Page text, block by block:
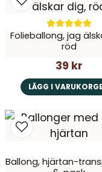
Ja, ni får
Folieballong, jag
röd
39 kr
LÄGG I
Ballong, hjärtan-